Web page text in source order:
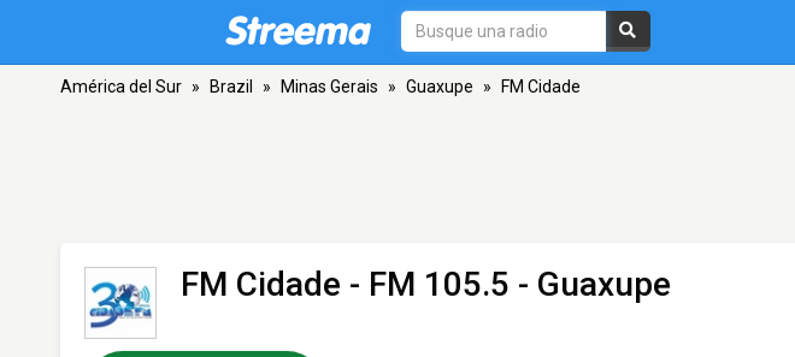
América del Sur » Brazil » Minas Gerais » Guaxupe » FM Cidade
FM Cidade - FM 105.5 - Guaxupe